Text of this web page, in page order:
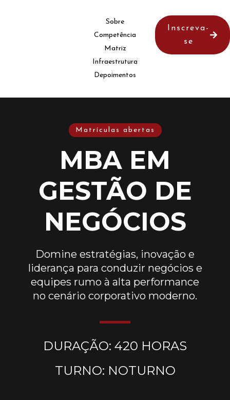
Sobre
Competência
Matriz
Infraestrutura
Depoimentos
Inscreva-
se
Matrículas abertas
MBA EM
GESTÃO DE
NEGÓCIOS
Domine estratégias, inovação e
liderança para conduzir negócios e
equipes rumo à alta performance
no cenário corporativo moderno.
DURAÇÃO: 420 HORAS
TURNO: NOTURNO